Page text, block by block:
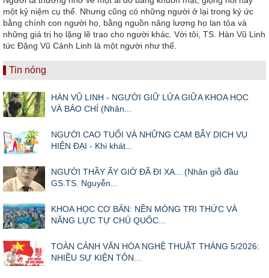
một kỷ niệm cụ thể. Nhưng cũng có những người ở lại trong ký ức
bằng chính con người họ, bằng nguồn năng lượng họ lan tỏa và
những giá trị họ lặng lẽ trao cho người khác. Với tôi, TS. Hàn Vũ Linh
tức Đặng Vũ Cảnh Linh là một người như thế.
Tin nóng
HÀN VŨ LINH - NGƯỜI GIỮ LỬA GIỮA KHOA HỌC
VÀ BÁO CHÍ (Nhân...
NGƯỜI CAO TUỔI VÀ NHỮNG CẠM BẪY DỊCH VỤ
HIỆN ĐẠI - Khi khát...
NGƯỜI THẦY ẤY GIỜ ĐÃ ĐI XA... (Nhân giỗ đầu
GS.TS. Nguyễn...
KHOA HỌC CƠ BẢN: NỀN MÓNG TRI THỨC VÀ
NĂNG LỰC TỰ CHỦ QUỐC...
TOÀN CẢNH VĂN HÓA NGHỆ THUẬT THÁNG 5/2026:
NHIỀU SỰ KIỆN TÔN...